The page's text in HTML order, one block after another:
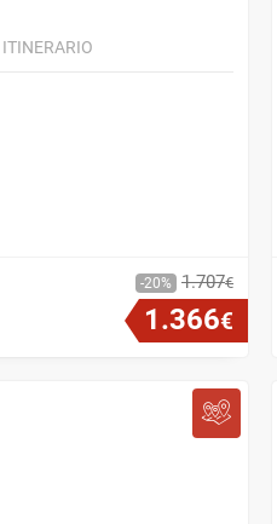
ITINERARIO
20 1.707€
1.366€